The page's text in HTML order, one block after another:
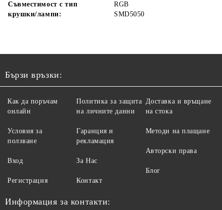
Съвместимост с тип
крушки/лампи:
RGB
SMD5050
Бързи връзки:
Как да поръчам
онлайн
Условия за
ползване
Вход
Регистрация
Политика за защита
на личните данни
Гаранция и
рекламация
За Нас
Контакт
Доставка и връщане
на стока
Методи на плащане
Авторски права
Блог
Информация за контакти: